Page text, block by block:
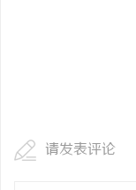
请发表评论